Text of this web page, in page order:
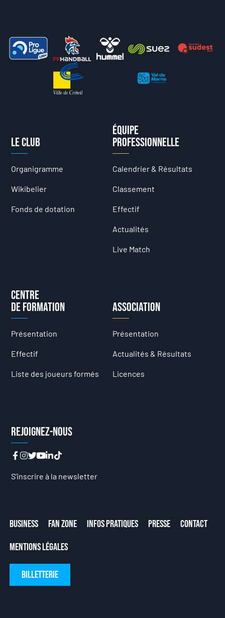
Le club
Organigramme
Wikibelier
Fonds de dotation
Équipe
professionnelle
Calendrier & Résultats
Classement
Effectif
Actualités
Live Match
Centre
de formation
Présentation
Effectif
Liste des joueurs formés
Association
Présentation
Actualités & Résultats
Licences
Rejoignez-nous
S’inscrire à la newsletter
Business Fan Zone Infos Pratiques Presse
Contact
Mentions Légales
Billetterie